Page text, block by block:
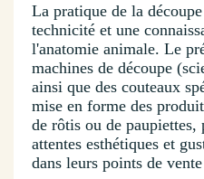
La pratique de la
technicité et une
l'anatomie animale. Le
machines de découpe
ainsi que des couteaux
mise en forme des
de rôtis ou de paupiettes,
attentes esthétiques et
dans leurs points de